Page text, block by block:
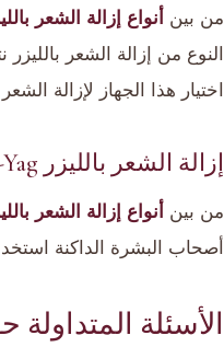
من بين أنواع إزالة الشعر
النوع من إزالة الشعر
اختيار هذا الجهاز لإزالة الشعر
إزالة الشعر بالليزر Nd-Yag
من بين أنواع إزالة الشعر
أصحاب البشرة الداكنة
الأسئلة المتداولة